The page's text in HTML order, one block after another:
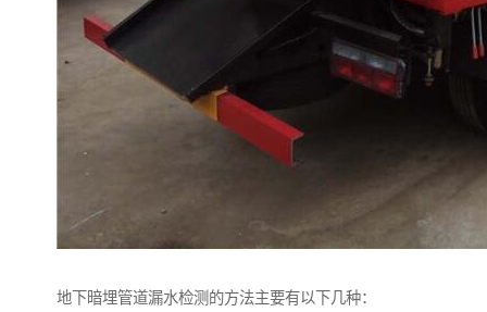
地下暗埋管道漏水检测的方法主要有以下几种：